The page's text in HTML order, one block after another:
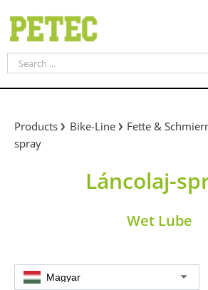
content
Search
for:
Products Bike-Line Fette &
spray
Láncolaj-
Wet Lube
Magyar